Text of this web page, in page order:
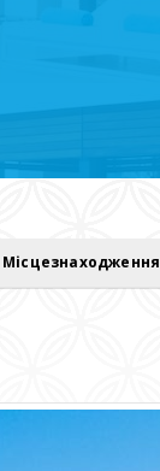
Місцезнаходження